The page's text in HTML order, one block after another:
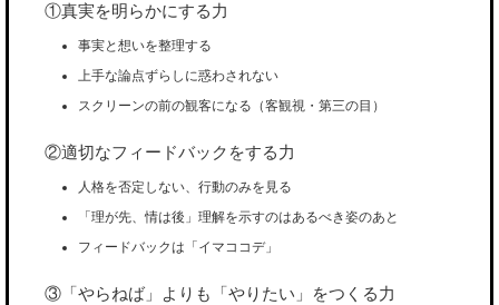
①真実を明らかにする力
事実と想いを整理する
上手な論点ずらしに惑わされない
スクリーンの前の観客になる（客観視・第三の目）
②適切なフィードバックをする力
人格を否定しない、行動のみを見る
「理が先、情は後」理解を示すのはあるべき姿のあと
フィードバックは「イマココデ」
③「やらねば」よりも「やりたい」をつくる力